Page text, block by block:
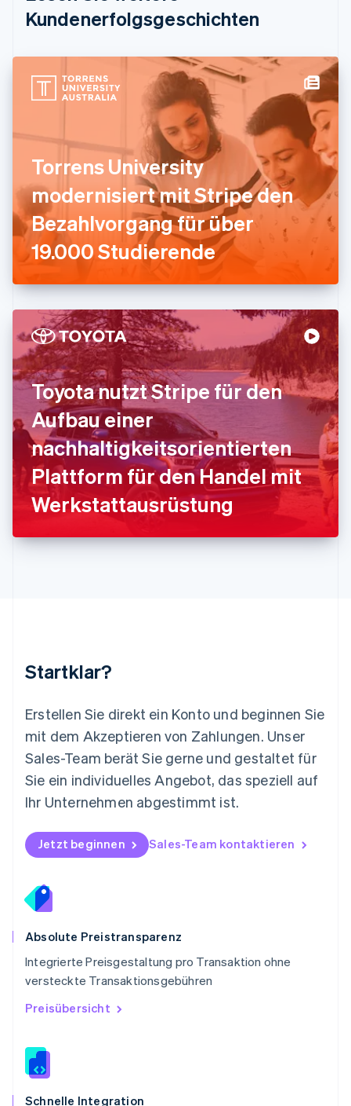
Kundenerfolgsgeschichten
Torrens University
modernisiert mit Stripe den
Bezahlvorgang für über
19.000 Studierende
Toyota nutzt Stripe für den
Aufbau einer
nachhaltigkeitsorientierten
Plattform für den Handel mit
Werkstattausrüstung
Startklar?
Erstellen Sie direkt ein Konto und beginnen Sie
mit dem Akzeptieren von Zahlungen. Unser
Sales-Team berät Sie gerne und gestaltet für
Sie ein individuelles Angebot, das speziell auf
Ihr Unternehmen abgestimmt ist.
Jetzt beginnen Sales-Team kontaktieren
Absolute Preistransparenz
Integrierte Preisgestaltung pro Transaktion ohne
versteckte Transaktionsgebühren
Preisübersicht
Schnelle Integration
English
简体中文English
EnglishSvenska
Frankreich
English
Griechenland
Indien
English
Irland
English
Italien
Japan
日本語English
Kanada
EnglishFrançais
Kroatien
EnglishItaliano
Lettland
English
Liechtenstein
DeutschEnglish
Litauen
English
Luxemburg
FrançaisDeutschEnglish
Malaysia
Malta
Nederlands English
Norwegen
Österreich
Polen
English
Portugal
Português English
Rumänien
Schweden
Svenska English
Deutsch
Singapur
English
Slowakei
Slowenien
EnglishItaliano
Sonderverwaltungsregion Hongkong,
Spanien
Thailand
ไทยEnglish